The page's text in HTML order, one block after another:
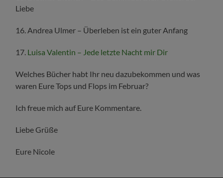
Liebe
16. Andrea Ulmer – Überleben ist ein guter Anfang
17. Luisa Valentin – Jede letzte Nacht mir Dir
Welches Bücher habt Ihr neu dazubekommen und was
waren Eure Tops und Flops im Februar?
Ich freue mich auf Eure Kommentare.
Liebe Grüße
Eure Nicole